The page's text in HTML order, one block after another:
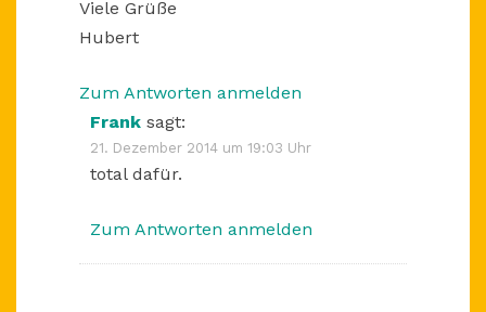
Viele Grüße
Hubert
Zum Antworten anmelden
Frank sagt:
21. Dezember 2014 um 19:03 Uhr
total dafür.
Zum Antworten anmelden